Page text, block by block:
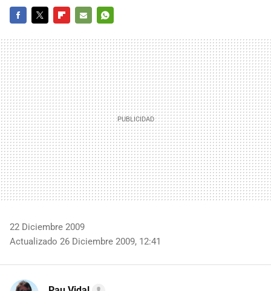
MAIL
22 Diciembre 2009
Actualizado 26 Diciembre 2009, 12:41